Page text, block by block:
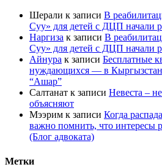
Шерали к записи В
Суу» для детей с ДЦП начали
Наргиза к записи В
Суу» для детей с ДЦП начали
Айнура к записи Бесплатные
нуждающихся — в
“Ашар”
Салтанат к записи Невеста –
объясняют
Мээрим к записи Когда
важно помнить, что интересы
(Блог адвоката)
Метки